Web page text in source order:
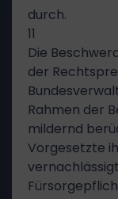
durch.
11
Die
der
Rahmen der
mildernd
Vorgesetzte